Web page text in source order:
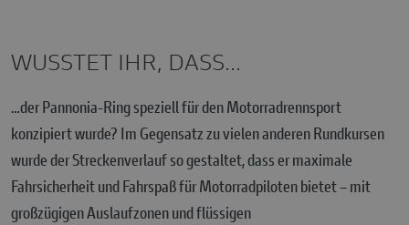
WUSSTET IHR, DASS...
…der Pannonia-Ring speziell für den Motorradrennsport
konzipiert wurde? Im Gegensatz zu vielen anderen Rundkursen
wurde der Streckenverlauf so gestaltet, dass er maximale
Fahrsicherheit und Fahrspaß für Motorradpiloten bietet – mit
großzügigen Auslaufzonen und flüssigen